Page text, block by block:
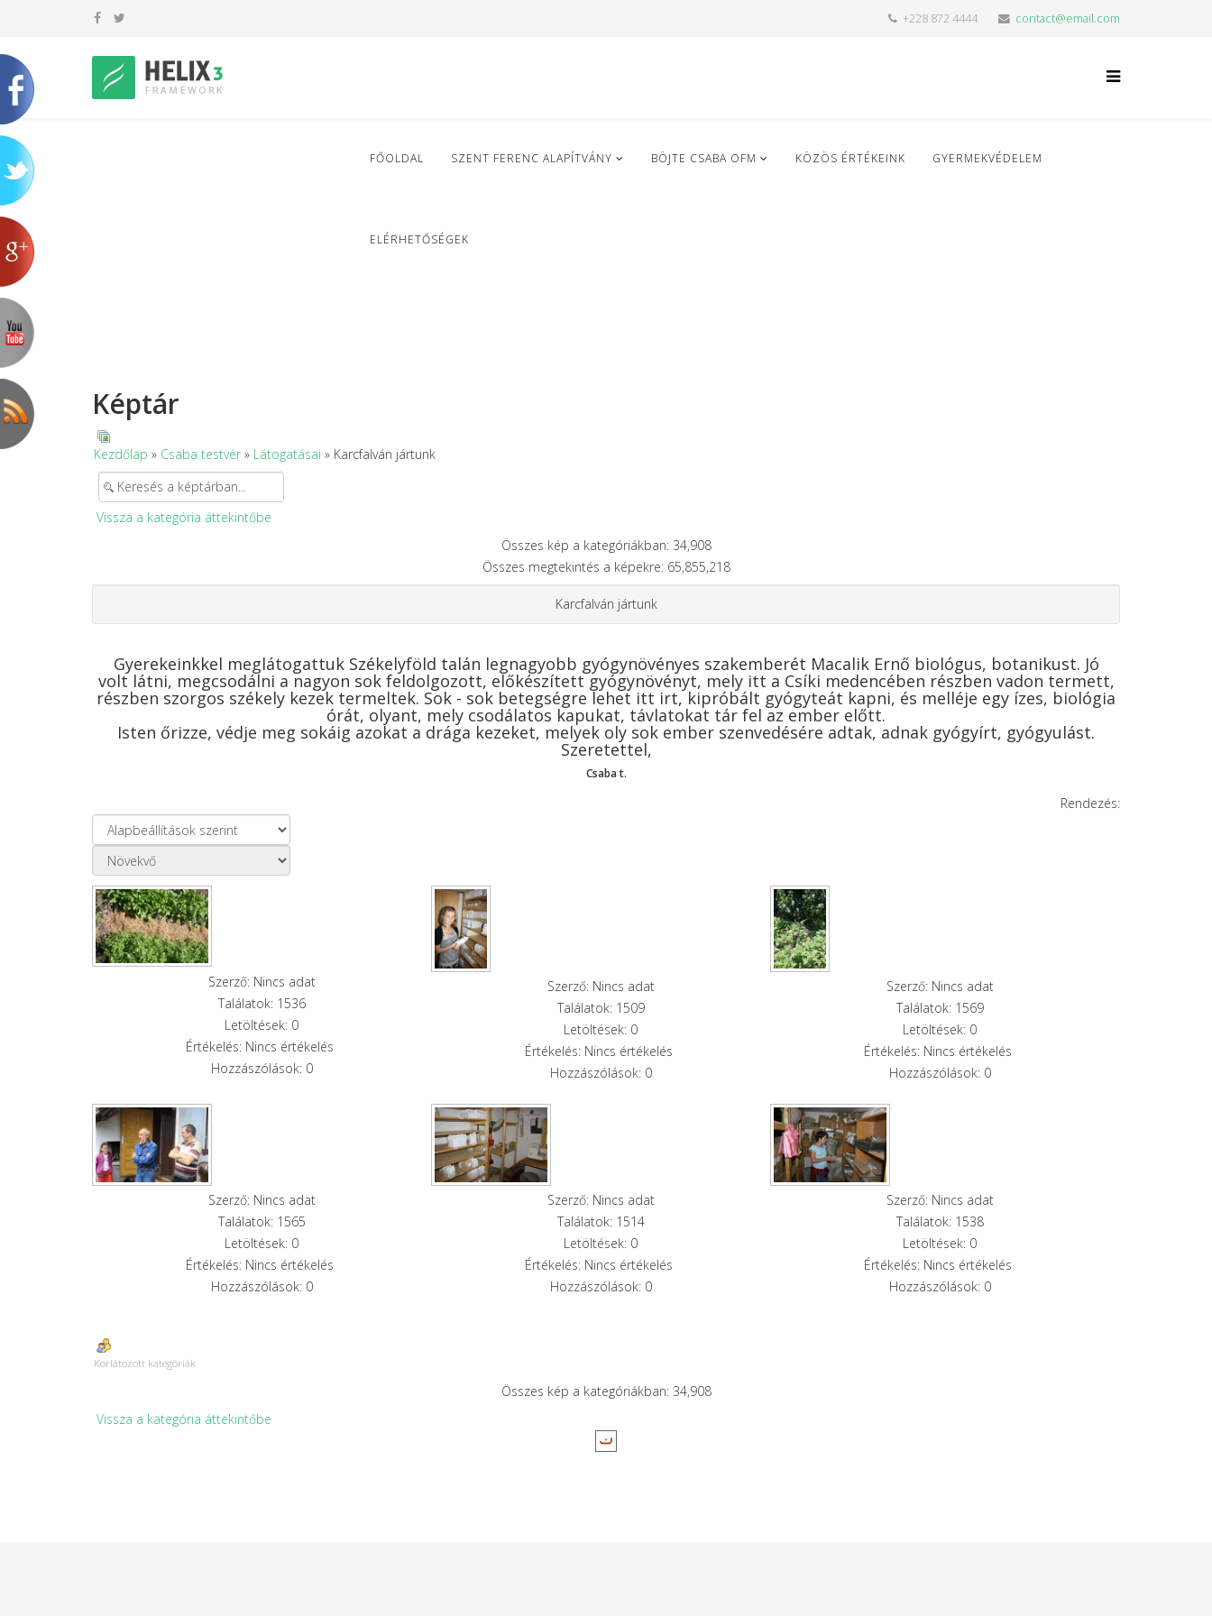
+228 872 4444 contact@email.com
FŐOLDAL SZENT FERENC ALAPÍTVÁNY BÖJTE CSABA OFM KÖZÖS ÉRTÉKEINK GYERMEKVÉDELEM
ELÉRHETŐSÉGEK
Képtár
Kezdőlap » Csaba testvér » Látogatásai » Karcfalván jártunk
Vissza a kategória áttekintőbe
Összes kép a kategóriákban: 34,908
Összes megtekintés a képekre: 65,855,218
Karcfalván jártunk
Gyerekeinkkel meglátogattuk Székelyföld talán legnagyobb gyógynövényes szakemberét Macalik Ernő biológus, botanikust. Jó
volt látni, megcsodálni a nagyon sok feldolgozott, előkészített gyógynövényt, mely itt a Csíki medencében részben vadon termett,
részben szorgos székely kezek termeltek. Sok - sok betegségre lehet itt irt, kipróbált gyógyteát kapni, és melléje egy ízes, biológia
órát, olyant, mely csodálatos kapukat, távlatokat tár fel az ember előtt.
Isten őrizze, védje meg sokáig azokat a drága kezeket, melyek oly sok ember szenvedésére adtak, adnak gyógyírt, gyógyulást.
Szeretettel,
Csaba t.
Rendezés:
Szerző: Nincs adat
Találatok: 1536
Letöltések: 0
Értékelés: Nincs értékelés
Hozzászólások: 0
Szerző: Nincs adat
Találatok: 1509
Letöltések: 0
Értékelés: Nincs értékelés
Hozzászólások: 0
Szerző: Nincs adat
Találatok: 1569
Letöltések: 0
Értékelés: Nincs értékelés
Hozzászólások: 0
Szerző: Nincs adat
Találatok: 1565
Letöltések: 0
Értékelés: Nincs értékelés
Hozzászólások: 0
Szerző: Nincs adat
Találatok: 1514
Letöltések: 0
Értékelés: Nincs értékelés
Hozzászólások: 0
Szerző: Nincs adat
Találatok: 1538
Letöltések: 0
Értékelés: Nincs értékelés
Hozzászólások: 0
Korlátozott kategóriák
Összes kép a kategóriákban: 34,908
Vissza a kategória áttekintőbe